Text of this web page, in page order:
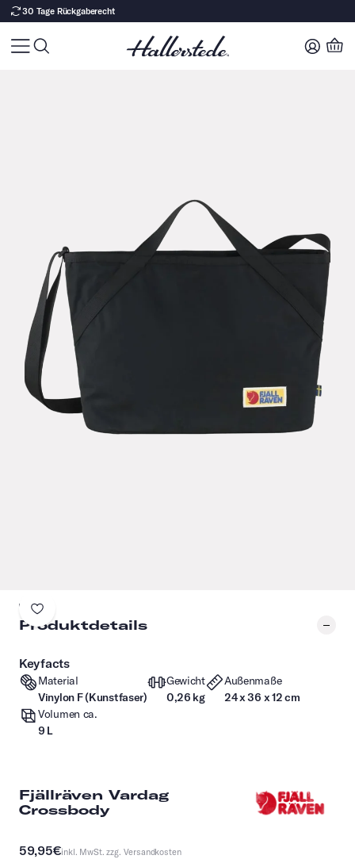
30 Tage Rückgaberecht
Produktdetails
Keyfacts
Material
Vinylon F (Kunstfaser)
Gewicht
0,26 kg
Außenmaße
24 x 36 x 12 cm
Volumen ca.
9 L
Fjällräven Vardag
Crossbody
59,95€inkl. MwSt. zzg. Versandkosten